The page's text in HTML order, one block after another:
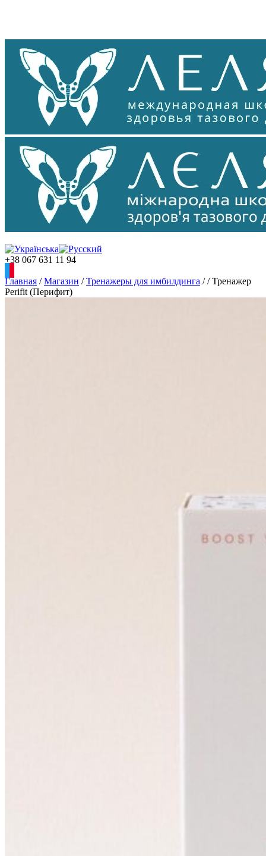
+38 067 631 11 94
Главная / Магазин / Тренажеры для имбилдинга / / Тренажер
Perifit (Перифит)